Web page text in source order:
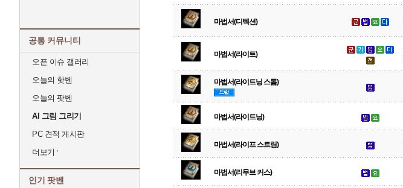
공통 커뮤니티
오픈 이슈 갤러리
오늘의 핫벤
오늘의 팟벤
AI 그림 그리기
PC 견적 게시판
더보기
인기 팟벤
마법서(디텍션)
마법서(라이트)
마법서(라이트닝 스톰)
마법서(라이트닝)
마법서(라이프 스트림)
마법서(리무브 커스)